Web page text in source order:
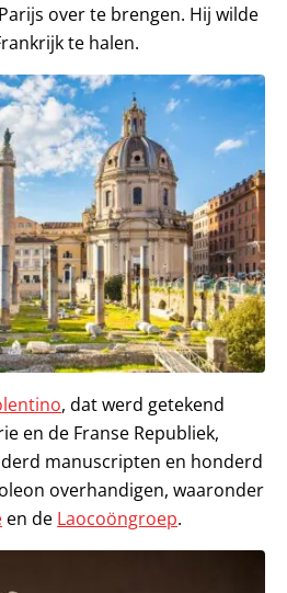
over te brengen. Hij wilde
te halen.
, dat werd getekend
en de Franse Republiek,
manuscripten en honderd
overhandigen, waaronder
en de Laocoöngroep.